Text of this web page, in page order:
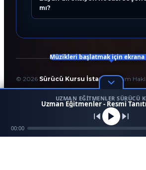
mı?
© 2026 Sürücü Kursu İstanbul. Tüm
T.C. Milli Eğitim Bakanlığı Onaylı Resmi Eğitim
Kodlama ve Tasarım:Enver Çağlar
Ara
1
Konum
Müzikleri başlatmak için
UZMAN EĞITMENLER SÜRÜCÜ
Uzman Eğitmenler - Resmi
00:00